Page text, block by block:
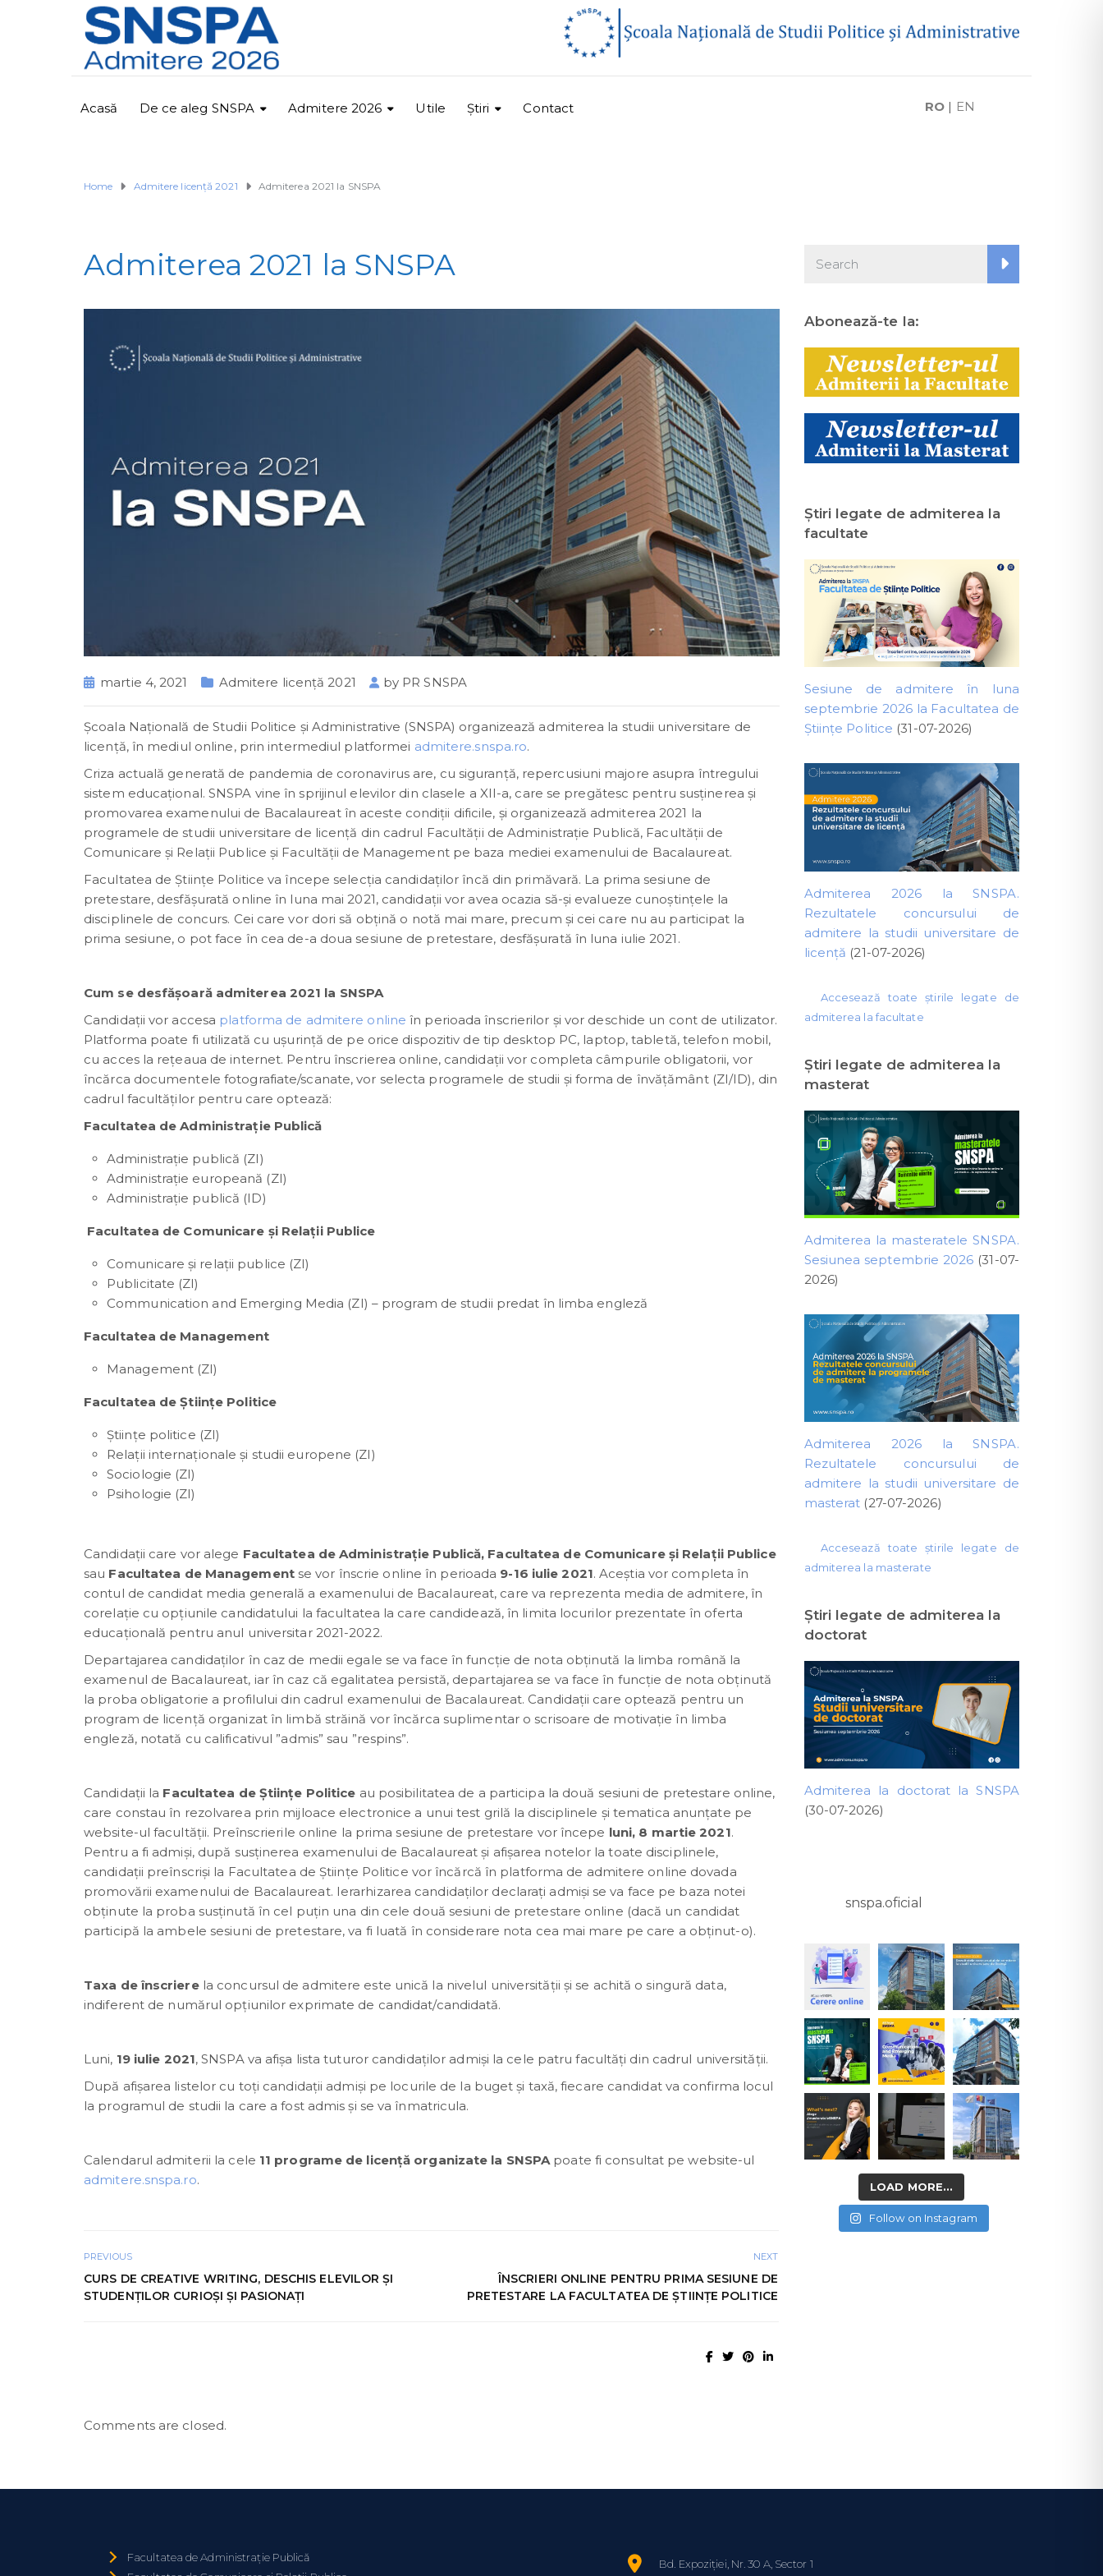
Acasă De ce aleg SNSPA Admitere 2026 Utile Ştiri Contact RO | EN
Home Admitere licență 2021 Admiterea 2021 la SNSPA
Admiterea 2021 la SNSPA
martie 4, 2021 Admitere licență 2021 by PR SNSPA
Şcoala Naţională de Studii Politice şi Administrative (SNSPA) organizează admiterea la studii universitare de
licență, în mediul online, prin intermediul platformei admitere.snspa.ro.
Criza actuală generată de pandemia de coronavirus are, cu siguranță, repercusiuni majore asupra întregului
sistem educațional. SNSPA vine în sprijinul elevilor din clasele a XII-a, care se pregătesc pentru susținerea și
promovarea examenului de Bacalaureat în aceste condiții dificile, și organizează admiterea 2021 la
programele de studii universitare de licență din cadrul Facultății de Administrație Publică, Facultății de
Comunicare și Relații Publice și Facultății de Management pe baza mediei examenului de Bacalaureat.
Facultatea de Ştiinţe Politice va începe selecţia candidaţilor încă din primăvară. La prima sesiune de
pretestare, desfăşurată online în luna mai 2021, candidaţii vor avea ocazia să-şi evalueze cunoştinţele la
disciplinele de concurs. Cei care vor dori să obţină o notă mai mare, precum şi cei care nu au participat la
prima sesiune, o pot face în cea de-a doua sesiune de pretestare, desfăşurată în luna iulie 2021.
Cum se desfășoară admiterea 2021 la SNSPA
Candidații vor accesa platforma de admitere online în perioada înscrierilor și vor deschide un cont de utilizator.
Platforma poate fi utilizată cu ușurință de pe orice dispozitiv de tip desktop PC, laptop, tabletă, telefon mobil,
cu acces la rețeaua de internet. Pentru înscrierea online, candidații vor completa câmpurile obligatorii, vor
încărca documentele fotografiate/scanate, vor selecta programele de studii și forma de învățământ (ZI/ID), din
cadrul facultăților pentru care optează:
Facultatea de Administrație Publică
Administraţie publică (ZI)
Administraţie europeană (ZI)
Administraţie publică (ID)
Facultatea de Comunicare și Relații Publice
Comunicare şi relaţii publice (ZI)
Publicitate (ZI)
Communication and Emerging Media (ZI) – program de studii predat în limba engleză
Facultatea de Management
Management (ZI)
Facultatea de Știinţe Politice
Știinţe politice (ZI)
Relaţii internaţionale şi studii europene (ZI)
Sociologie (ZI)
Psihologie (ZI)
Candidații care vor alege Facultatea de Administrație Publică, Facultatea de Comunicare și Relații Publice
sau Facultatea de Managementse vor înscrie online în perioada 9-16 iulie 2021. Aceștia vor completa în
contul de candidat media generală a examenului de Bacalaureat, care va reprezenta media de admitere, în
corelaţie cu opțiunile candidatului la facultatea la care candidează, în limita locurilor prezentate în oferta
educațională pentru anul universitar 2021-2022.
Departajarea candidaților în caz de medii egale se va face în funcție de nota obținută la limba română la
examenul de Bacalaureat, iar în caz că egalitatea persistă, departajarea se va face în funcție de nota obținută
la proba obligatorie a profilului din cadrul examenului de Bacalaureat. Candidaţii care optează pentru un
program de licență organizat în limbă străină vor încărca suplimentar o scrisoare de motivație în limba
engleză, notată cu calificativul ”admis” sau ”respins”.
Candidații la Facultatea de Științe Politice au posibilitatea de a participa la două sesiuni de pretestare online,
care constau în rezolvarea prin mijloace electronice a unui test grilă la disciplinele și tematica anunțate pe
website-ul facultății. Preînscrierile online la prima sesiune de pretestare vor începe luni, 8 martie 2021.
Pentru a fi admiși, după susținerea examenului de Bacalaureat și afișarea notelor la toate disciplinele,
candidații preînscriși la Facultatea de Științe Politice vor încărcă în platforma de admitere online dovada
promovării examenului de Bacalaureat. Ierarhizarea candidaților declaraţi admişi se va face pe baza notei
obţinute la proba susţinută în cel puţin una din cele două sesiuni de pretestare online (dacă un candidat
participă la ambele sesiuni de pretestare, va fi luată în considerare nota cea mai mare pe care a obținut-o).
Taxa de înscrierela concursul de admitere este unică la nivelul universității și se achită o singură data,
indiferent de numărul opțiunilor exprimate de candidat/candidată.
Luni, 19 iulie 2021, SNSPA va afișa lista tuturor candidaților admiși la cele patru facultăți din cadrul universității.
După afișarea listelor cu toți candidații admiși pe locurile de la buget și taxă, fiecare candidat va confirma locul
la programul de studii la care a fost admis și se va înmatricula.
Calendarul admiterii la cele 11 programe de licență organizate la SNSPApoate fi consultat pe website-ul
admitere.snspa.ro.
PREVIOUS
CURS DE CREATIVE WRITING, DESCHIS ELEVILOR ȘI
STUDENȚILOR CURIOȘI ȘI PASIONAȚI
NEXT
ÎNSCRIERI ONLINE PENTRU PRIMA SESIUNE DE
PRETESTARE LA FACULTATEA DE ŞTIINŢE POLITICE
Comments are closed.
Abonează-te la:
Ştiri legate de admiterea la
facultate
Sesiune de admitere în luna
septembrie 2026 la Facultatea de
Științe Politice (31-07-2026)
Admiterea 2026 la SNSPA.
Rezultatele concursului de
admitere la studii universitare de
licență (21-07-2026)
Accesează toate știrile legate de
admiterea la facultate
Ştiri legate de admiterea la
masterat
Admiterea la masteratele SNSPA.
Sesiunea septembrie 2026 (31-07-
2026)
Admiterea 2026 la SNSPA.
Rezultatele concursului de
admitere la studii universitare de
masterat (27-07-2026)
Accesează toate știrile legate de
admiterea la masterate
Ştiri legate de admiterea la
doctorat
Admiterea la doctorat la SNSPA
(30-07-2026)
snspa.oficial
LOAD MORE...
Follow on Instagram
Facultatea de Administrație Publică
Bd. Expoziției, Nr. 30 A, Sector 1